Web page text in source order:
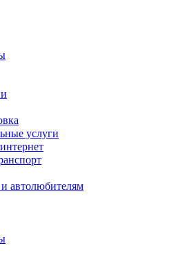
услуги
автолюбителям